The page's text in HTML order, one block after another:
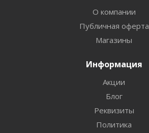
О компании
Публичная оферта
Магазины
Информация
Акции
Блог
Реквизиты
Политика